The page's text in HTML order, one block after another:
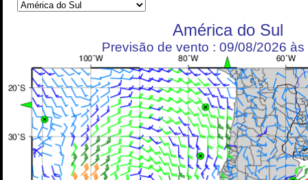
América do Sul
Previsão de vento : 09/08/2026 às